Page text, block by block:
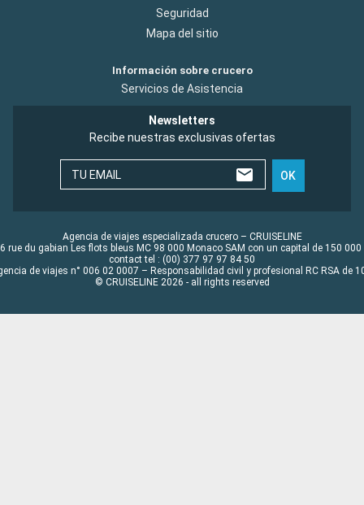
Seguridad
Mapa del sitio
Información sobre crucero
Servicios de Asistencia
Newsletters
Recibe nuestras exclusivas ofertas
TU EMAIL OK
Agencia de viajes especializada crucero – CRUISELINE
rue du gabian Les flots bleus MC 98 000 Monaco SAM con un capital de 150 000
contact tel : (00) 377 97 97 84 50
de viajes n° 006 02 0007 – Responsabilidad civil y profesional RC RSA de
© CRUISELINE 2026 - all rights reserved